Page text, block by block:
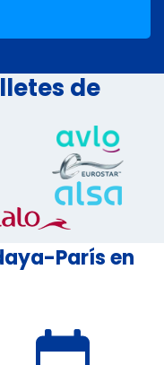
de
París en